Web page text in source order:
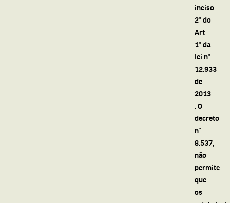
inciso
2º do
Art
1º da
lei nº
12.933
de
2013
. O
decreto
n°
8.537,
não
permite
que
os